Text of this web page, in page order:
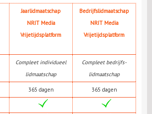
Jaarlidmaatschap
NRIT Media
Vrijetijdsplatform
Bedrijfslidmaatschap
NRIT Media
Vrijetijdsplatform
Compleet individueel
lidmaatschap
Compleet bedrijfs-
lidmaatschap
365 dagen 365 dagen